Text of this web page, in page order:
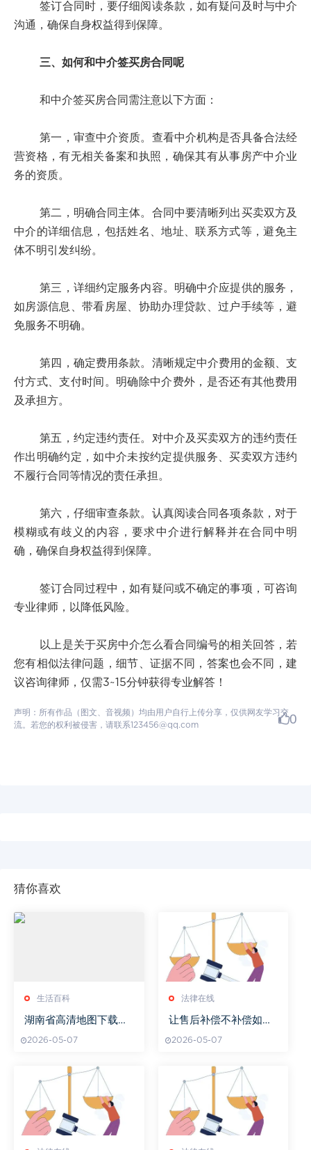
签订合同时，要仔细阅读条款，如有疑问及时与中介
沟通，确保自身权益得到保障。
三、如何和中介签买房合同呢
和中介签买房合同需注意以下方面：
第一，审查中介资质。查看中介机构是否具备合法经
营资格，有无相关备案和执照，确保其有从事房产中介业
务的资质。
第二，明确合同主体。合同中要清晰列出买卖双方及
中介的详细信息，包括姓名、地址、联系方式等，避免主
体不明引发纠纷。
第三，详细约定服务内容。明确中介应提供的服务，
如房源信息、带看房屋、协助办理贷款、过户手续等，避
免服务不明确。
第四，确定费用条款。清晰规定中介费用的金额、支
付方式、支付时间。明确除中介费外，是否还有其他费用
及承担方。
第五，约定违约责任。对中介及买卖双方的违约责任
作出明确约定，如中介未按约定提供服务、买卖双方违约
不履行合同等情况的责任承担。
第六，仔细审查条款。认真阅读合同各项条款，对于
模糊或有歧义的内容，要求中介进行解释并在合同中明
确，确保自身权益得到保障。
签订合同过程中，如有疑问或不确定的事项，可咨询
专业律师，以降低风险。
以上是关于买房中介怎么看合同编号的相关回答，若
您有相似法律问题，细节、证据不同，答案也会不同，建
议咨询律师，仅需3~15分钟获得专业解答！
声明：所有作品（图文、音视频）均由用户自行上传分享，仅供网友学习交
流。若您的权利被侵害，请联系123456@qq.com
0
猜你喜欢
生活百科
湖南省高清地图下载与
2026-05-07
法律在线
让售后补偿不补偿如何
2026-05-07